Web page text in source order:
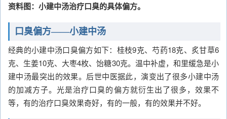
资料图：小建中汤治疗口臭的具体偏方。
口臭偏方——小建中汤
经典的小建中汤口臭偏方如下：桂枝9克、芍药18克、炙甘草6
克、生姜10克、大枣4枚、饴糖30克。温中补虚，和里缓急是小
建中汤最突出的效果。后世中医据此，演变出了很多小建中汤
的加减方子。光是治疗口臭的偏方就衍生出了很多，效果不
等，有的治疗口臭效果奇好，有的一般，有的效果并不好。